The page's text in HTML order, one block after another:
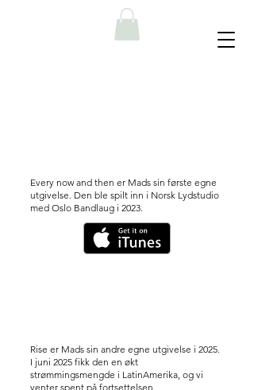
Every now and then er Mads sin første egne
utgivelse. Den ble spilt inn i Norsk Lydstudio
med Oslo Bandlaug i 2023.
Rise er Mads sin andre egne utgivelse i 2025.
I juni 2025 fikk den en økt
strømmingsmengde i LatinAmerika, og vi
venter spent på fortsettelsen.